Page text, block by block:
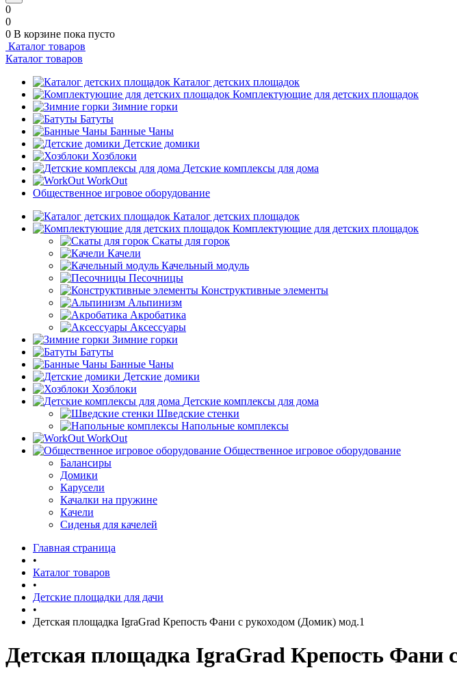
0
0
0 В корзине пока пусто
Каталог товаров
Каталог товаров
Каталог детских площадок
Комплектующие для детских площадок
Зимние горки
Батуты
Банные Чаны
Детские домики
Хозблоки
Детские комплексы для дома
WorkOut
Общественное игровое оборудование
Каталог детских площадок
Комплектующие для детских площадок
Скаты для горок
Качели
Качельный модуль
Песочницы
Конструктивные элементы
Альпинизм
Акробатика
Аксессуары
Зимние горки
Батуты
Банные Чаны
Детские домики
Хозблоки
Детские комплексы для дома
Шведские стенки
Напольные комплексы
WorkOut
Общественное игровое оборудование
Балансиры
Домики
Карусели
Качалки на пружине
Качели
Сиденья для качелей
Главная страница
•
Каталог товаров
•
Детские площадки для дачи
•
Детская площадка IgraGrad Крепость Фани с рукоходом (Домик) мод.1
Детская площадка IgraGrad Крепость Фани